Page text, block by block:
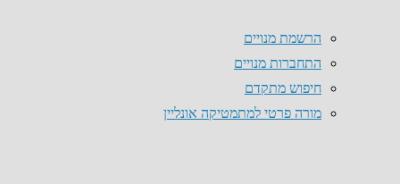
הרשמת מנויים
התחברות מנויים
חיפוש מתקדם
מורה פרטי למתמטיקה אונליין